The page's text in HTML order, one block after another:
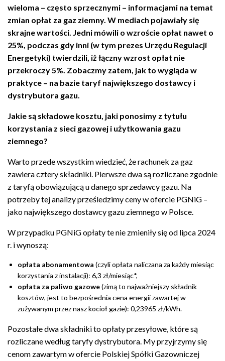
wieloma – często sprzecznymi – informacjami na temat
zmian opłat za gaz ziemny. W mediach pojawiały się
skrajne wartości. Jedni mówili o wzroście opłat nawet o
25%, podczas gdy inni (w tym prezes Urzędu Regulacji
Energetyki) twierdzili, iż łączny wzrost opłat nie
przekroczy 5%. Zobaczmy zatem, jak to wygląda w
praktyce – na bazie taryf największego dostawcy i
dystrybutora gazu.
Jakie są składowe kosztu, jaki ponosimy z tytułu
korzystania z sieci gazowej i użytkowania gazu
ziemnego?
Warto przede wszystkim wiedzieć, że rachunek za gaz
zawiera czteryskładniki. Pierwsze dwa są rozliczane zgodnie
z taryfą obowiązującą u danego sprzedawcy gazu. Na
potrzeby tej analizy prześledzimy ceny w ofercie PGNiG –
jako największego dostawcy gazu ziemnego w Polsce.
W przypadku PGNiG opłaty te nie zmieniły się od lipca 2024
r. i wynoszą:
opłata abonamentowa (czyli opłata naliczana za każdy miesiąc
korzystania z instalacji): 6,3 zł/miesiąc*,
opłata za paliwo gazowe(zimą to najważniejszy składnik
kosztów, jest to bezpośrednia cena energii zawartej w
zużywanym przez nasz kocioł gazie): 0,23965 zł/kWh.
Pozostałe dwa składniki to opłaty przesyłowe, które są
rozliczane według taryfy dystrybutora. My przyjrzymy się
cenom zawartym w ofercie Polskiej Spółki Gazowniczej